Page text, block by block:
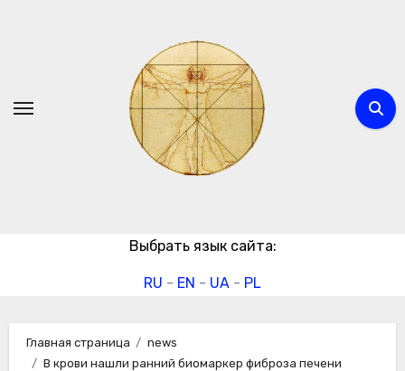
Выбрать язык сайта:
RU - EN - UA - PL
Главная страница
news
В крови нашли ранний биомаркер фиброза печени